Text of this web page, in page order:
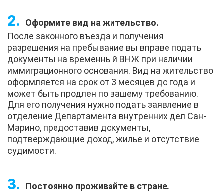
Оформите вид на жительство.
После законного въезда и получения
разрешения на пребывание вы вправе подать
документы на временный ВНЖ при наличии
иммиграционного основания. Вид на жительство
оформляется на срок от 3 месяцев до года и
может быть продлен по вашему требованию.
Для его получения нужно подать заявление в
отделение Департамента внутренних дел Сан-
Марино, предоставив документы,
подтверждающие доход, жилье и отсутствие
судимости.
Постоянно проживайте в стране.